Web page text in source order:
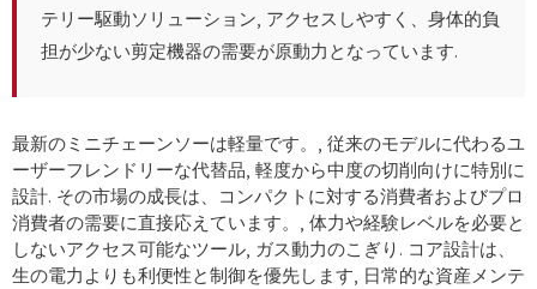
テリー駆動ソリューション, アクセスしやすく、身体的負
担が少ない剪定機器の需要が原動力となっています.
最新のミニチェーンソーは軽量です。, 従来のモデルに代わるユ
ーザーフレンドリーな代替品, 軽度から中度の切削向けに特別に
設計. その市場の成長は、コンパクトに対する消費者およびプロ
消費者の需要に直接応えています。, 体力や経験レベルを必要と
しないアクセス可能なツール, ガス動力のこぎり. コア設計は、
生の電力よりも利便性と制御を優先します, 日常的な資産メンテ